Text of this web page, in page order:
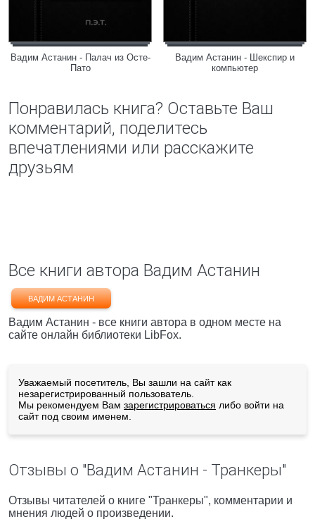
Вадим Астанин - Палач из Осте-
Пато
Вадим Астанин - Шекспир и
компьютер
Понравилась книга? Оставьте Ваш
комментарий, поделитесь
впечатлениями или расскажите
друзьям
Все книги автора Вадим Астанин
ВАДИМ АСТАНИН
Вадим Астанин - все книги автора в одном месте на
сайте онлайн библиотеки LibFox.
Уважаемый посетитель, Вы зашли на сайт как
незарегистрированный пользователь.
Мы рекомендуем Вам зарегистрироваться либо войти на
сайт под своим именем.
Отзывы о "Вадим Астанин - Транкеры"
Отзывы читателей о книге "Транкеры", комментарии и
мнения людей о произведении.